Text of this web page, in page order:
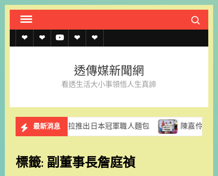
Skip
content
Search
透
約
透
上
記
名
透 聯
我
官
LINE
透傳媒新聞網
看透生活大小事領悟人生真諦
最新消息
格里拉推出日本冠軍職人麵包 陳嘉伶律師創立易勝法
標籤:副董事長詹庭禎